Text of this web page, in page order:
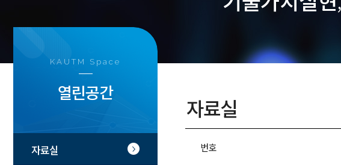
KAUTM Space
열린공간
자료실
자료실
번호